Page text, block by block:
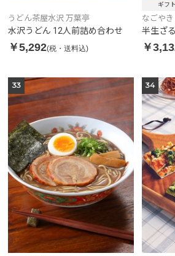
うどん茶屋水沢 万葉亭
水沢うどん 12人前詰め合わせ
￥5,292(税・送料込)
ギフ
なごや
半生ざ
￥
33 34